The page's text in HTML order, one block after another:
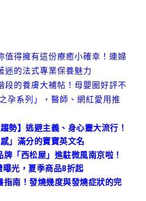
值得擁有這份療癒小確幸！連婦
迷的法式專業保養魅力
段的養膚大補帖！母嬰圈好評不
孕系列」，醫師、網紅愛用推
勢】逃避主義、身心靈大流行！
」滿分的寶寶英文名
牌「西松屋」進駐微風南京啦！
曝光，夏季商品8折起
指南！發燒幾度與發燒症狀的完